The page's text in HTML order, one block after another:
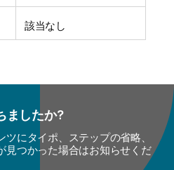
該当なし
ましたか?
にタイポ、ステップの省略、
見つかった場合はお知らせくだ